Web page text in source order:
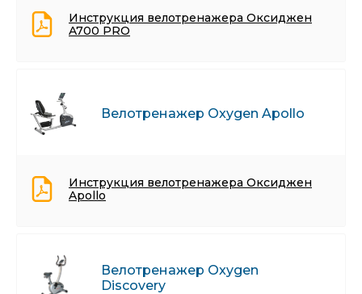
Инструкция велотренажера Оксиджен
A700 PRO
Велотренажер Oxygen Apollo
Инструкция велотренажера Оксиджен
Apollo
Велотренажер Oxygen
Discovery